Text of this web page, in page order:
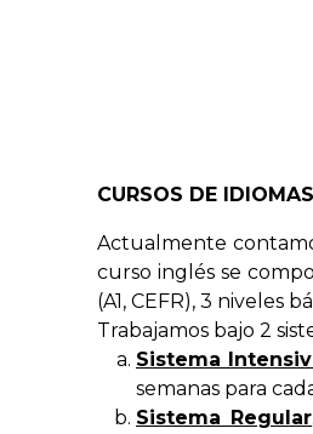
CURSOS DE IDIOMAS
Actualmente
curso inglés se
(A1, CEFR), 3 niveles
Trabajamos bajo 2
Sistema
semanas para
Sistema Regular